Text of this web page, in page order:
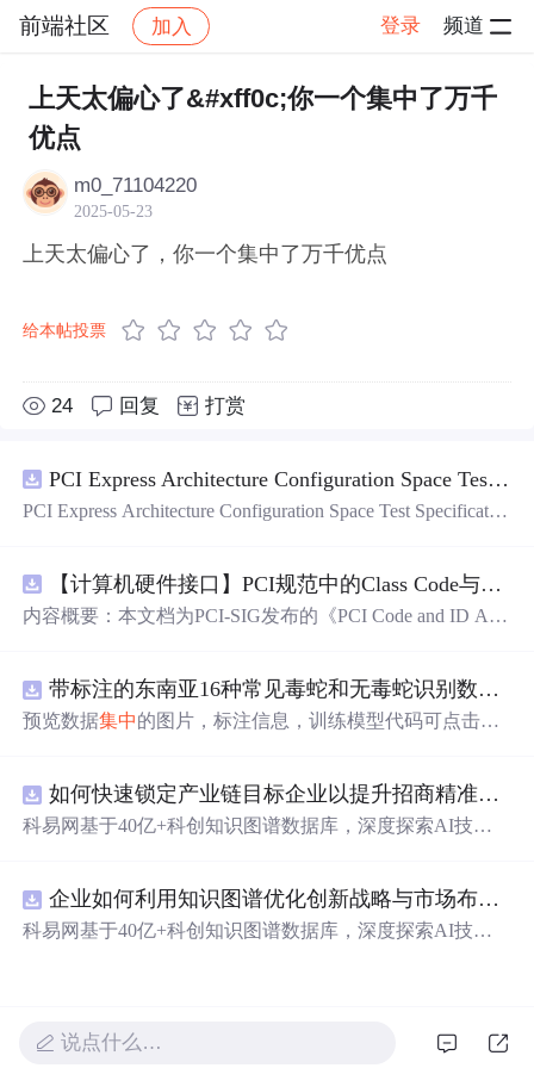
前端社区 加入 登录 频道
社区 前端社区 感慨 帖子详情
上天太偏心了&#xff0c;你一个集中了万千
优点
m0_71104220
2025-05-23
上天太偏心了，你一个集中了万千优点
给本帖投票
24 回复 打赏
PCI Express Architecture Configuration Space Test Specification Revision 5.0, Version 1.0 (CB).pdf
PCI Express Architecture Configuration Space Test Specificatio
【计算机硬件接口】PCI规范中的Class Code与Capability ID分配：设备功能分类及扩展能力标识系统设计
内容概要：本文档为PCI-SIG发布的《PCI Code and ID Assi
ity IDs）以
带标注的东南亚16种常见毒蛇和无毒蛇识别数据集， 识别率73.4%，7593张图，支持yolo
预览数据集中的图片，标注信息，训练模型代码可点击查
免费咨询，主页获取作者联系方式
如何快速锁定产业链目标企业以提升招商精准度？.docx
科易网基于40亿+科创知识图谱数据库，深度探索AI技术
新领域的AI+数智化解决方案，推动科技创新与产业创新
智能化发展。
企业如何利用知识图谱优化创新战略与市场布局？.docx
科易网基于40亿+科创知识图谱数据库，深度探索AI技术
智能化发展。
说点什么…